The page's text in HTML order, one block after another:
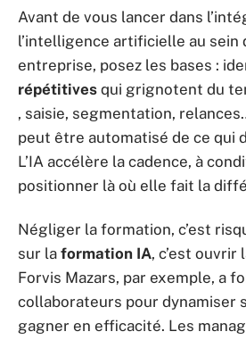
Avant de vous lancer dans
l’intelligence artificielle au sein
entreprise, posez les bases :
répétitives qui grignotent du
, saisie, segmentation,
peut être automatisé de ce qui
L’IA accélère la cadence, à
positionner là où elle fait la
Négliger la formation, c’est
sur la formation IA, c’est ouvrir
Forvis Mazars, par exemple, a
collaborateurs pour dynamiser
gagner en efficacité. Les